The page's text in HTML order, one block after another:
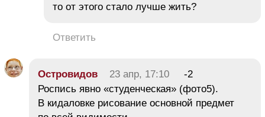
то от этого стало лучше жить?
Ответить
Островидов 23 апр, 17:10
-2
Роспись явно «студенческая» (фото5).
В кидаловке рисование основной предмет